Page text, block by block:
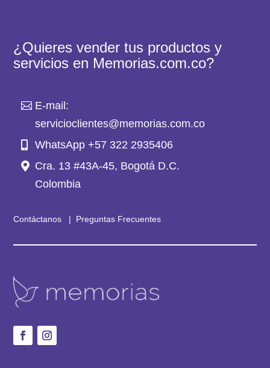
¿Quieres vender tus productos y
servicios en Memorias.com.co?
E-mail:
servicioclientes@memorias.com.co
WhatsApp +57 322 2935406
Cra. 13 #43A-45, Bogotá D.C.
Colombia
Contáctanos | Preguntas Frecuentes